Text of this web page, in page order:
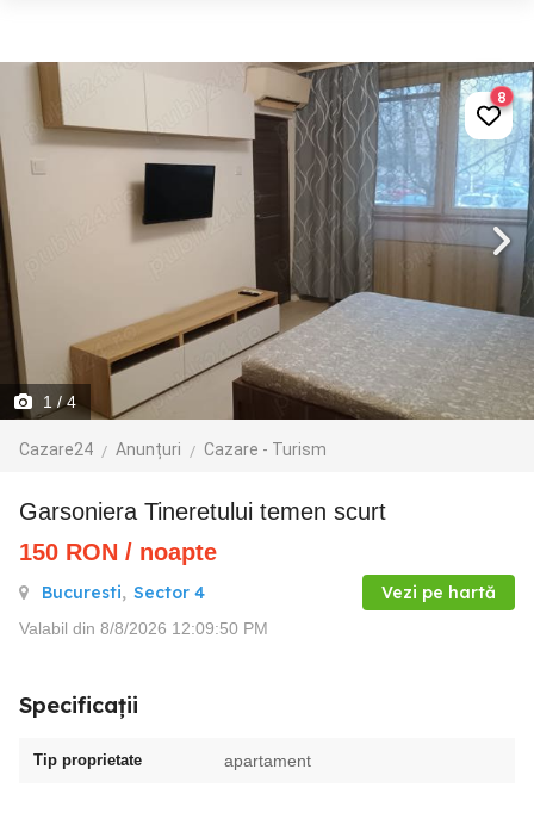
1 / 4
Cazare24 Anunțuri Cazare - Turism
8
garsoniera Tineretului temen scurt
150 RON / noapte
Bucuresti, Sector 4 Vezi pe hartă
Valabil din 8/8/2026 12:09:50 PM
Specificații
Tip proprietate apartament